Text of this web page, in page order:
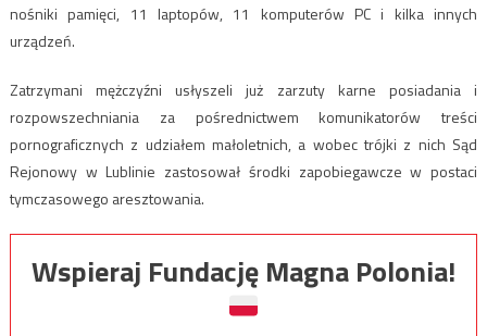
nośniki pamięci, 11 laptopów, 11 komputerów PC i kilka innych
urządzeń.
Zatrzymani mężczyźni usłyszeli już zarzuty karne posiadania i
rozpowszechniania za pośrednictwem komunikatorów treści
pornograficznych z udziałem małoletnich, a wobec trójki z nich Sąd
Rejonowy w Lublinie zastosował środki zapobiegawcze w postaci
tymczasowego aresztowania.
Wspieraj Fundację Magna Polonia!